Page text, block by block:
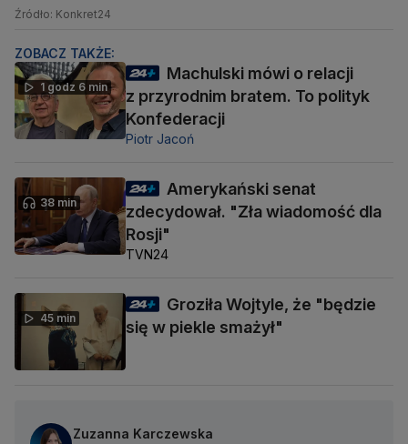
Źródło: Konkret24
ZOBACZ TAKŻE:
1 godz 6 min
Machulski mówi o relacji
z przyrodnim bratem. To polityk
Konfederacji
Piotr Jacoń
38 min
Amerykański senat
zdecydował. "Zła wiadomość dla
Rosji"
TVN24
45 min
Groziła Wojtyle, że "będzie
się w piekle smażył"
Zuzanna Karczewska